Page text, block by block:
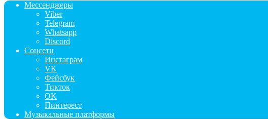
Мессенджеры
Viber
Telegram
Whatsapp
Discord
Соцсети
Инстаграм
VK
Фейсбук
Тикток
OK
Пинтерест
Музыкальные платформы